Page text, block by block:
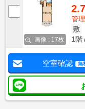
画像 : 17枚
2.7
管
敷
1階
空室確認 無